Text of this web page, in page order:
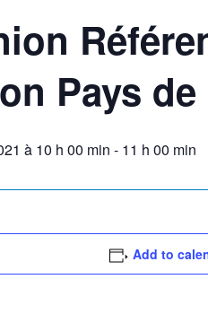
Pays
à 10 h 00 min - 11 h 00 min
Add to